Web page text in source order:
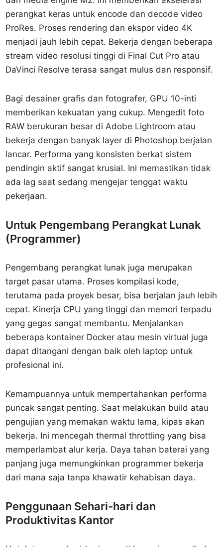
perangkat keras untuk encode dan decode video
ProRes. Proses rendering dan ekspor video 4K
menjadi jauh lebih cepat. Bekerja dengan beberapa
stream video resolusi tinggi di Final Cut Pro atau
DaVinci Resolve terasa sangat mulus dan responsif.
Bagi desainer grafis dan fotografer, GPU 10-inti
memberikan kekuatan yang cukup. Mengedit foto
RAW berukuran besar di Adobe Lightroom atau
bekerja dengan banyak layer di Photoshop berjalan
lancar. Performa yang konsisten berkat sistem
pendingin aktif sangat krusial. Ini memastikan tidak
ada lag saat sedang mengejar tenggat waktu
pekerjaan.
Untuk Pengembang Perangkat Lunak
(Programmer)
Pengembang perangkat lunak juga merupakan
target pasar utama. Proses kompilasi kode,
terutama pada proyek besar, bisa berjalan jauh lebih
cepat. Kinerja CPU yang tinggi dan memori terpadu
yang gegas sangat membantu. Menjalankan
beberapa kontainer Docker atau mesin virtual juga
dapat ditangani dengan baik oleh laptop untuk
profesional ini.
Kemampuannya untuk mempertahankan performa
puncak sangat penting. Saat melakukan build atau
pengujian yang memakan waktu lama, kipas akan
bekerja. Ini mencegah thermal throttling yang bisa
memperlambat alur kerja. Daya tahan baterai yang
panjang juga memungkinkan programmer bekerja
dari mana saja tanpa khawatir kehabisan daya.
Penggunaan Sehari-hari dan
Produktivitas Kantor